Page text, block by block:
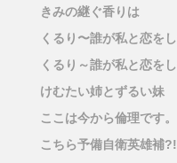
きみの継ぐ香りは
くるり〜誰が私と恋を
くるり～誰が私と恋を
けむたい姉とずるい妹
ここは今から倫理です。
こちら予備自衛英雄補?!